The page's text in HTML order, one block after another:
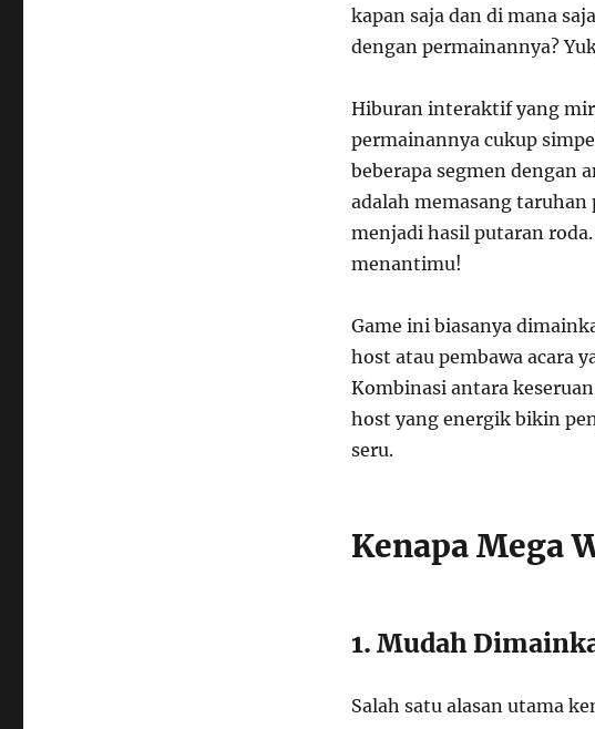
kapan saja dan di mana
dengan permainannya?
Hiburan interaktif yang
permainannya cukup
beberapa segmen dengan
adalah memasang taruhan
menjadi hasil putaran
menantimu!
Game ini biasanya
host atau pembawa acara
Kombinasi antara
host yang energik bikin
seru.
Kenapa Mega
1. Mudah
Salah satu alasan utama